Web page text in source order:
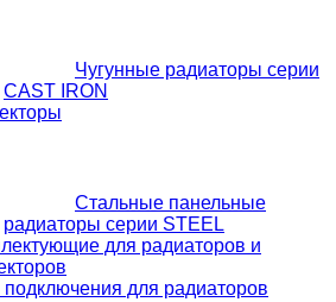
Чугунные радиаторы серии
CAST IRON
Стальные панельные
радиаторы серии STEEL
для радиаторов и
для радиаторов